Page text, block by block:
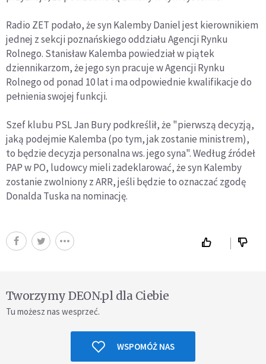
Radio ZET podało, że syn Kalemby Daniel jest kierownikiem
jednej z sekcji poznańskiego oddziału Agencji Rynku
Rolnego. Stanisław Kalemba powiedział w piątek
dziennikarzom, że jego syn pracuje w Agencji Rynku
Rolnego od ponad 10 lat i ma odpowiednie kwalifikacje do
pełnienia swojej funkcji.
Szef klubu PSL Jan Bury podkreślił, że "pierwszą decyzją,
jaką podejmie Kalemba (po tym, jak zostanie ministrem),
to będzie decyzja personalna ws. jego syna". Według źródeł
PAP w PO, ludowcy mieli zadeklarować, że syn Kalemby
zostanie zwolniony z ARR, jeśli będzie to oznaczać zgodę
Donalda Tuska na nominację.
Tworzymy DEON.pl dla Ciebie
Tu możesz nas wesprzeć.
WSPOMÓŻ NAS